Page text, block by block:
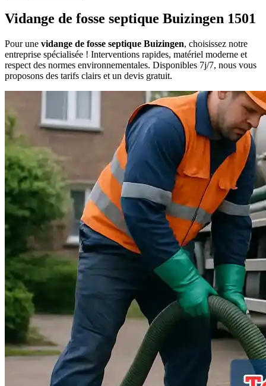
Vidange de fosse septique Buizingen 1501
Pour une vidange de fosse septique Buizingen, choisissez notre
entreprise spécialisée ! Interventions rapides, matériel moderne et
respect des normes environnementales. Disponibles 7j/7, nous vous
proposons des tarifs clairs et un devis gratuit.